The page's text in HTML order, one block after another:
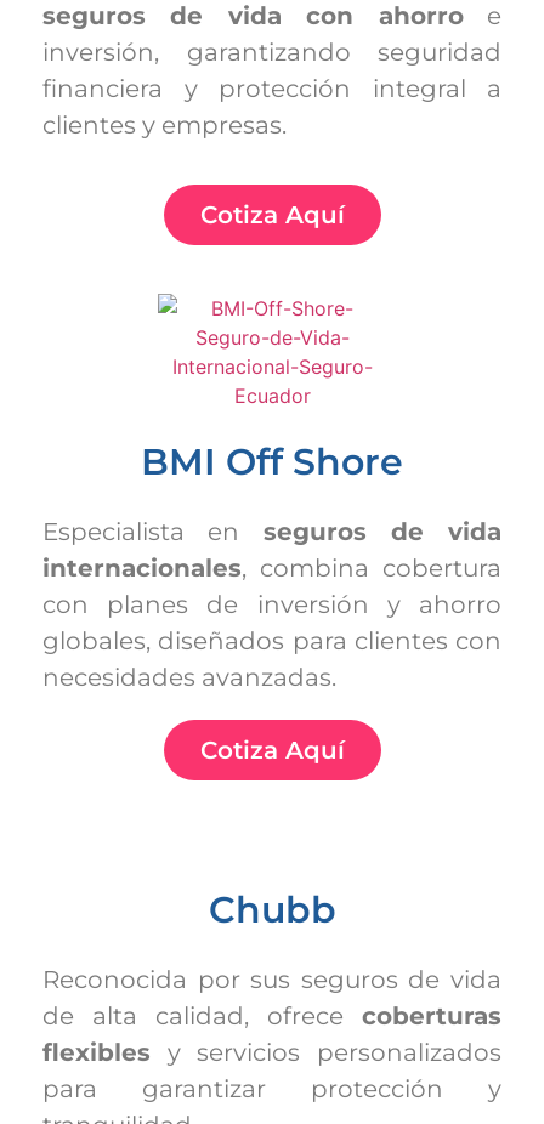
seguros de vida con ahorroe
inversión, garantizando seguridad
financiera y protección integral a
clientes y empresas.
Cotiza Aquí
BMI Off Shore
Especialista en seguros de vida
internacionales, combina cobertura
con planes de inversión y ahorro
globales, diseñados para clientes con
necesidades avanzadas.
Cotiza Aquí
Chubb
Reconocida por sus seguros de vida
de alta calidad, ofrece coberturas
flexibles y servicios personalizados
para garantizar protección y